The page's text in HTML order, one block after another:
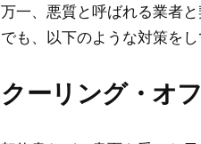
万一、悪質と呼ばれる業者
でも、以下のような対策を
クーリング・オ